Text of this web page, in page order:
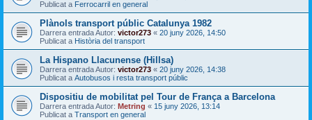
Publicat a Ferrocarril en general
Plànols transport públic Catalunya 1982
Darrera entrada Autor: victor273 « 20 juny 2026, 14:50
Publicat a Història del transport
La Hispano Llacunense (Hillsa)
Darrera entrada Autor: victor273 « 20 juny 2026, 14:38
Publicat a Autobusos i resta transport públic
Dispositiu de mobilitat pel Tour de França a Barcelona
Darrera entrada Autor: Metring « 15 juny 2026, 13:14
Publicat a Transport en general